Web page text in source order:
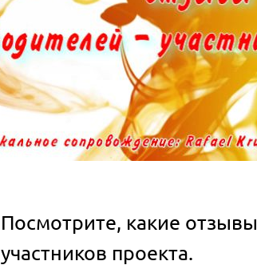
Посмотрите, какие
участников проекта.